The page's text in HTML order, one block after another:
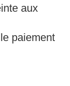
aux
paiement